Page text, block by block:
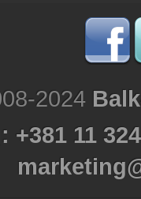
2024
+381 11